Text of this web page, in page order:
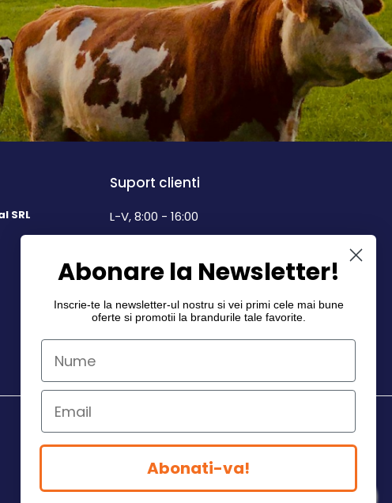
SRL
Suport clienti
L-V, 8:00 - 16:00
info@dairymax.ro
Abonare la Newsletter!
Inscrie-te la newsletter-ul nostru si vei primi cele mai bune
oferte si promotii la brandurile tale favorite.
Abonati-va!